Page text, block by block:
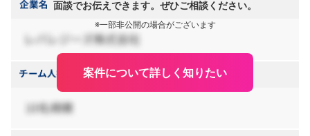
面談でお伝えできます。ぜひご相談ください。
※一部非公開の場合がございます
案件について詳しく知りたい